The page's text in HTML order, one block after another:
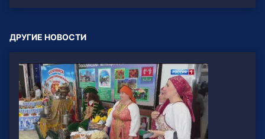
ДРУГИЕ НОВОСТИ